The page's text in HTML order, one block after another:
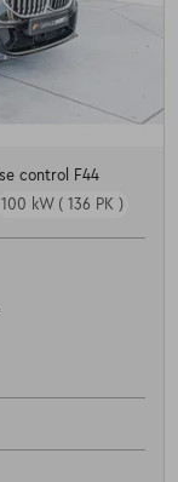
control F44
100 kW ( 136 PK )